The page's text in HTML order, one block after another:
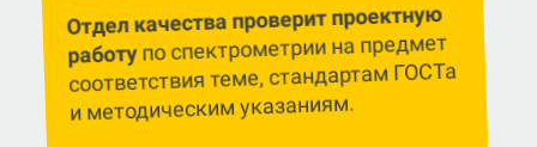
Отдел качества проверит проектную
работупо спектрометрии на предмет
соответствия теме, стандартам ГОСТа
и методическим указаниям.